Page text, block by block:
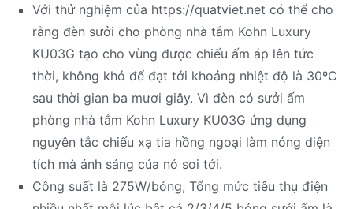
Với thử nghiệm của https://quatviet.net có thể cho
rằng đèn sưởi cho phòng nhà tắm Kohn Luxury
KU03G tạo cho vùng được chiếu ấm áp lên tức
thời, không khó để đạt tới khoảng nhiệt độ là 30ºC
sau thời gian ba mươi giây. Vì đèn có sưởi ấm
phòng nhà tắm Kohn Luxury KU03G ứng dụng
nguyên tắc chiếu xạ tia hồng ngoại làm nóng diện
tích mà ánh sáng của nó soi tới.
Công suất là 275W/bóng, Tổng mức tiêu thụ điện